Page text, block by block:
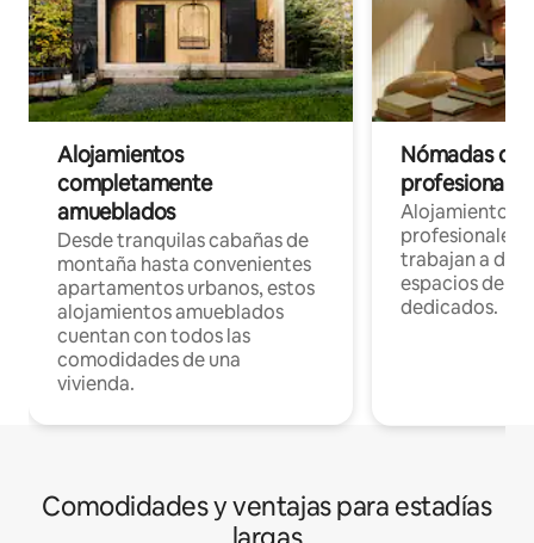
Alojamientos
completamente
amueblados
Desde tranquilas cabañas de
montaña hasta convenientes
apartamentos urbanos, estos
alojamientos amueblados
cuentan con todos las
comodidades de una
vivienda.
Nómadas
Alojamientos
profesionales
trabajan a
espacios de
dedicados.
Comodidades y ventajas para estadías